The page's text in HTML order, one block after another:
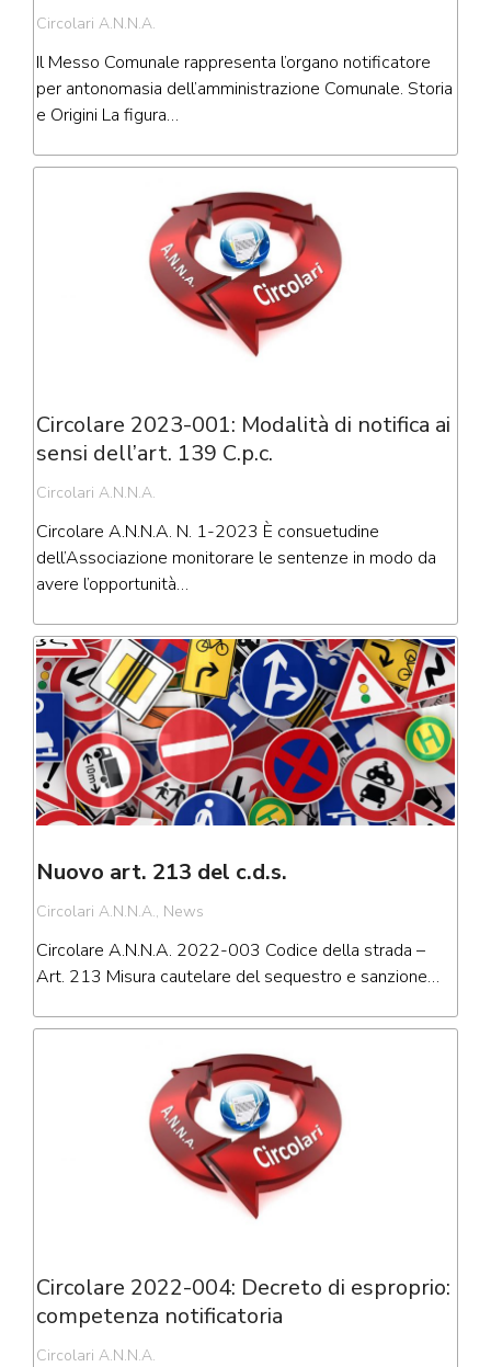
Circolari A.N.N.A.
Il Messo Comunale rappresenta l’organo notificatore
per antonomasia dell’amministrazione Comunale. Storia
e Origini La figura…
Circolare 2023-001: Modalità di notifica ai
sensi dell’art. 139 C.p.c.
Circolari A.N.N.A.
Circolare A.N.N.A. N. 1-2023 È consuetudine
dell’Associazione monitorare le sentenze in modo da
avere l’opportunità…
Nuovo art. 213 del c.d.s.
Circolari A.N.N.A., News
Circolare A.N.N.A. 2022-003 Codice della strada –
Art. 213 Misura cautelare del sequestro e sanzione…
Circolare 2022-004: Decreto di esproprio:
competenza notificatoria
Circolari A.N.N.A.